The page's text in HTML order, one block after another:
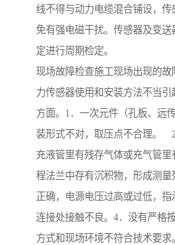
线不得与动力电缆混合铺设，
免有强电磁干扰。传感器及变
定进行周期检定。
现场故障检查施工现场出现的
力传感器使用和安装方法不当
方面。1．一次元件（孔板、远
装形式不对，取压点不合理。 2
充液管里有残存气体或充气管
程法兰中存有沉积物，形成测
正确，电源电压过高或过低，
连接处接触不良。4．没有严格
方式和现场环境不符合技术要求。